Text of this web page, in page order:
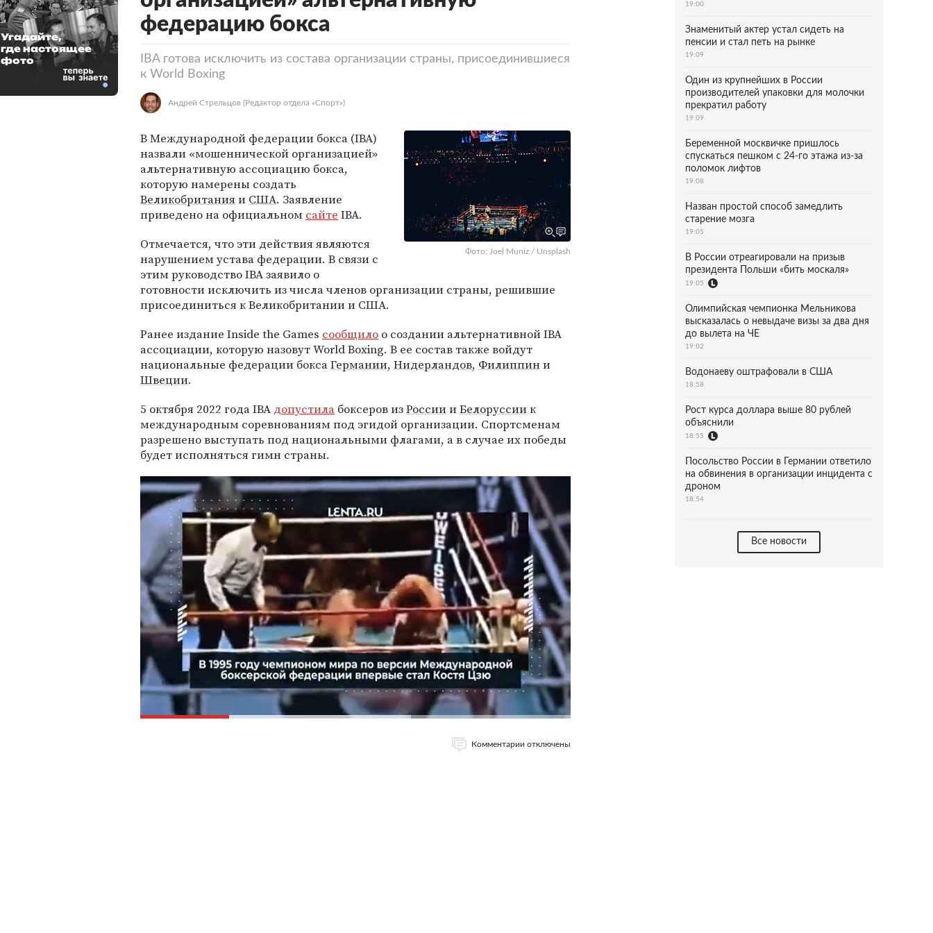
федерацию бокса
IBA готова исключить из состава организации страны, присоединившиеся
к World Boxing
Андрей Стрельцов (Редактор отдела «Спорт»)
Фото: Joel Muniz / Unsplash
В Международной федерации бокса (IBA)
назвали «мошеннической организацией»
альтернативную ассоциацию бокса,
которую намерены создать
Великобританияи США. Заявление
приведено на официальном сайте IBA.
Отмечается, что эти действия являются
нарушением устава федерации. В связи с
этим руководство IBA заявило о
готовности исключить из числа членов организации страны, решившие
присоединиться к Великобритании и США.
Ранее издание Inside the Games сообщило о создании альтернативной IBA
ассоциации, которую назовут World Boxing. В ее состав также войдут
национальные федерации боксаГермании, Нидерландов, Филиппини
Швеции.
5 октября 2022 года IBA допустила боксеров изРоссиииБелоруссиик
международным соревнованиям под эгидой организации. Спортсменам
разрешено выступать под национальными флагами, а в случае их победы
будет исполняться гимн страны.
Комментарии отключены
Угадайте,
где настоящее
фото
19:00
Знаменитый актер устал сидеть на
пенсии и стал петь на рынке
19:09
Один из крупнейших в России
производителей упаковки для молочки
прекратил работу
19:09
Беременной москвичке пришлось
спускаться пешком с 24-го этажа из-за
поломок лифтов
19:08
Назван простой способ замедлить
старение мозга
19:05
В России отреагировали на призыв
президента Польши «бить москаля»
19:05
Олимпийская чемпионка Мельникова
высказалась о невыдаче визы за два дня
до вылета на ЧЕ
19:02
Водонаеву оштрафовали в США
18:58
Рост курса доллара выше 80 рублей
объяснили
18:55
Посольство России в Германии ответило
на обвинения в организации инцидента с
дроном
18:54
Все новости